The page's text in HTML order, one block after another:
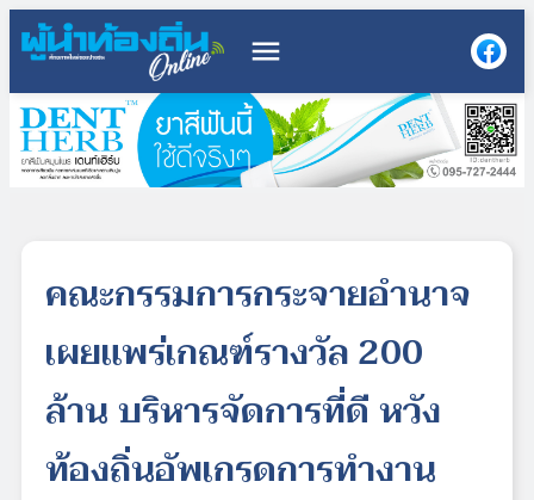
menu
คณะกรรมการกระจายอำนาจ
เผยแพร่เกณฑ์รางวัล 200
ล้าน บริหารจัดการที่ดี หวัง
ท้องถิ่นอัพเกรดการทำงาน